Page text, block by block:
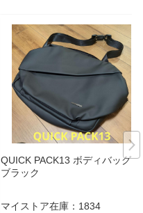
QUICK PACK13 ボディバッグ
ブラック
マイストア在庫： 1834